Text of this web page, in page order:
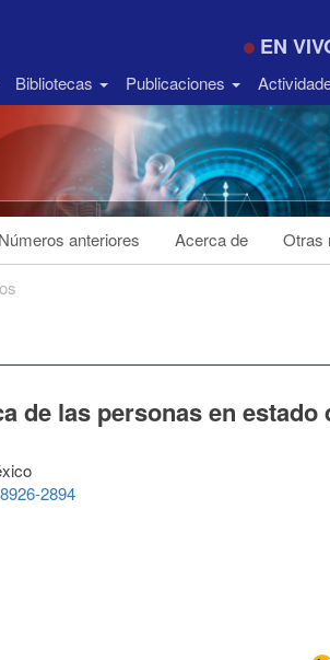
EN
Bibliotecas Publicaciones
Números anteriores Acerca de Otras
de las personas en
2894